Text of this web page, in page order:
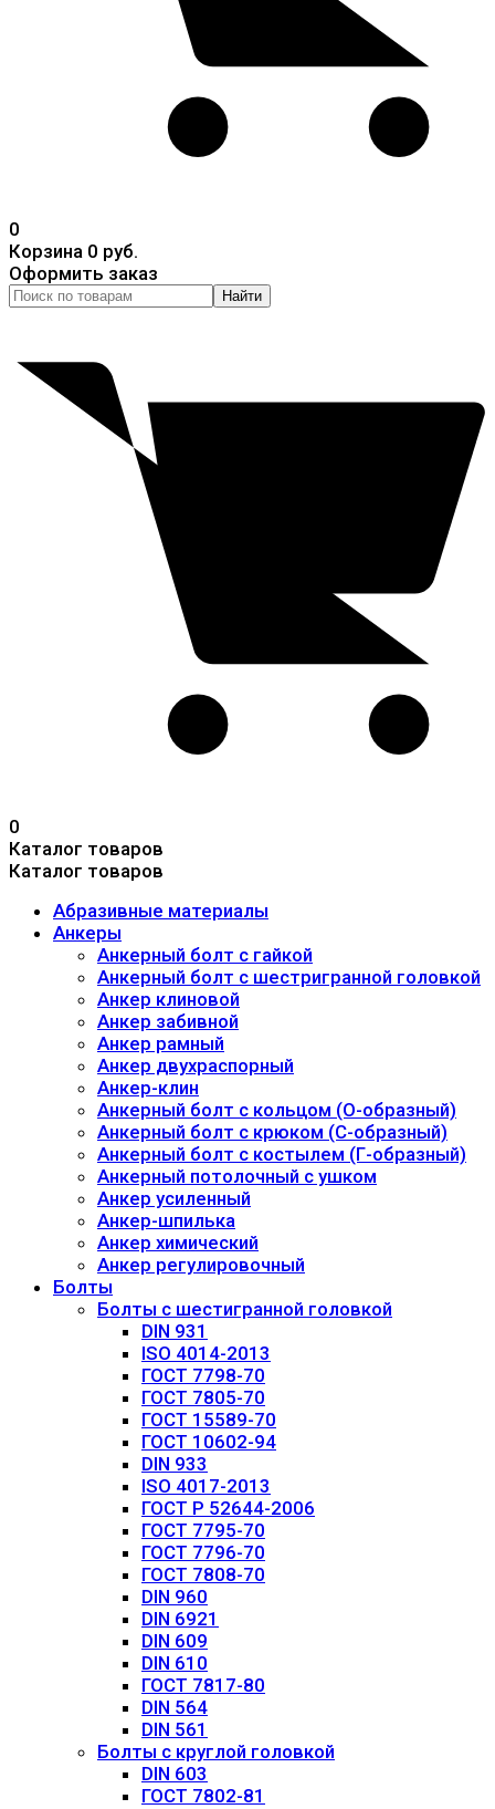
0
Корзина 0 руб.
Оформить заказ
Найти
0
Каталог товаров
Каталог товаров
Абразивные материалы
Анкеры
Анкерный болт с гайкой
Анкерный болт с шестригранной головкой
Анкер клиновой
Анкер забивной
Анкер рамный
Анкер двухраспорный
Анкер-клин
Анкерный болт с кольцом (О-образный)
Анкерный болт с крюком (С-образный)
Анкерный болт с костылем (Г-образный)
Анкерный потолочный с ушком
Анкер усиленный
Анкер-шпилька
Анкер химический
Анкер регулировочный
Болты
Болты с шестигранной головкой
DIN 931
ISO 4014-2013
ГОСТ 7798-70
ГОСТ 7805-70
ГОСТ 15589-70
ГОСТ 10602-94
DIN 933
ISO 4017-2013
ГОСТ Р 52644-2006
ГОСТ 7795-70
ГОСТ 7796-70
ГОСТ 7808-70
DIN 960
DIN 6921
DIN 609
DIN 610
ГОСТ 7817-80
DIN 564
DIN 561
Болты с круглой головкой
DIN 603
ГОСТ 7802-81